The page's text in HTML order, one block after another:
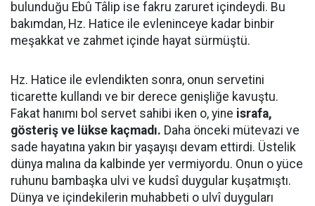
bulunduğu Ebû Tâlip ise fakru zaruret içindeydi. Bu
bakımdan, Hz. Hatice ile evleninceye kadar binbir
meşakkat ve zahmet içinde hayat sürmüştü.
Hz. Hatice ile evlendikten sonra, onun servetini
ticarette kullandı ve bir derece genişliğe kavuştu.
Fakat hanımı bol servet sahibi iken o, yine israfa,
gösteriş ve lükse kaçmadı. Daha önceki mütevazi ve
sade hayatına yakın bir yaşayışı devam ettirdi. Üstelik
dünya malına da kalbinde yer vermiyordu. Onun o yüce
ruhunu bambaşka ulvi ve kudsî duygular kuşatmıştı.
Dünya ve içindekilerin muhabbeti o ulvî duyguları